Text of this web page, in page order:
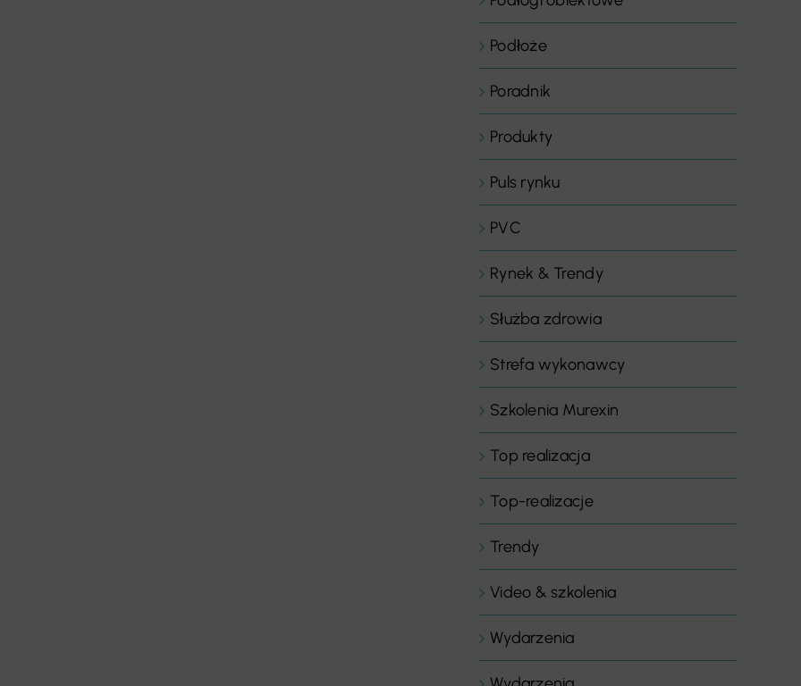
Podłoże
Poradnik
Produkty
Puls rynku
PVC
Rynek & Trendy
Służba zdrowia
Strefa wykonawcy
Szkolenia Murexin
Top realizacja
Top-realizacje
Trendy
Video & szkolenia
Wydarzenia